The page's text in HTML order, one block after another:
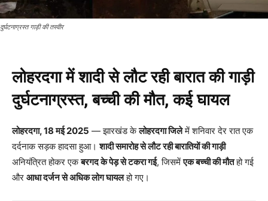
दुर्घटनाग्रस्त गाड़ी की तस्वीर
लोहरदगा में शादी से लौट रही बारात की गाड़ी
दुर्घटनाग्रस्त, बच्ची की मौत, कई घायल
लोहरदगा, 18 मई 2025 — झारखंड केलोहरदगा जिलेमें शनिवार देर रात एक
दर्दनाक सड़क हादसा हुआ।शादी समारोह से लौट रही बारातियों की गाड़ी
अनियंत्रित होकर एकबरगद के पेड़ से टकरा गई, जिसमेंएक बच्ची की मौतहो गई
और आधा दर्जन से अधिक लोग घायलहो गए।